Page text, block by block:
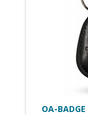
OA-BADGE